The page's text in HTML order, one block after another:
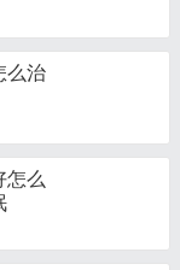
么治
怎么